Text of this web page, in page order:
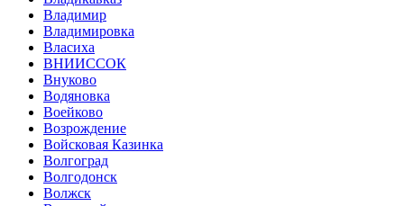
Владимир
Владимировка
Власиха
ВНИИССОК
Внуково
Водяновка
Воейково
Возрождение
Войсковая Казинка
Волгоград
Волгодонск
Волжск